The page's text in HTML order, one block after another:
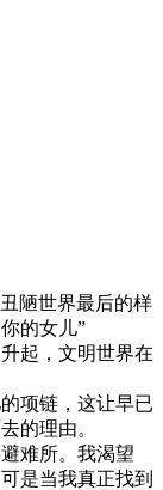
陋世界最后的样
的女儿”
起，文明世界在
项链，这让早已
的理由。
难所。我渴望
是当我真正找到